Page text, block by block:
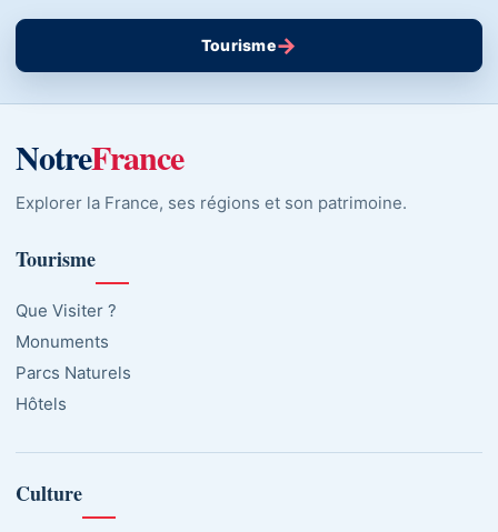
Tourisme→
NotreFrance
Explorer la France, ses régions et son patrimoine.
Tourisme
Que Visiter ?
Monuments
Parcs Naturels
Hôtels
Culture